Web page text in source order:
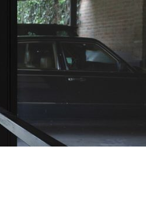
DESIGN STUDIO – ESPECIAL
& DECORACIÓN 2026